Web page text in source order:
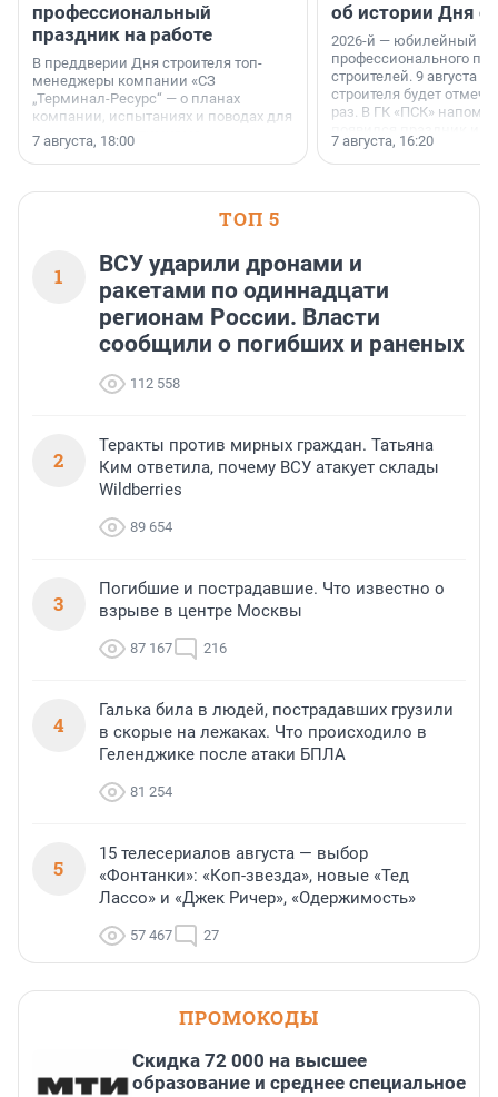
профессиональный
праздник на работе
В преддверии Дня строителя топ-
менеджеры компании «СЗ
„Терминал-Ресурс“ — о планах
компании, испытаниях и поводах для
осторожного оптимизма.
7 августа, 18:00
об истории Дня
2026-й — юбилейный
профессионального
строителей. 9 августа
строителя будет
раз. В ГК «ПСК»
поменялась роль
7 августа, 16:20
ТОП 5
1
ВСУ ударили дронами и
ракетами по одиннадцати
регионам России. Власти
сообщили о погибших и раненых
112 558
2
Теракты против мирных граждан. Татьяна
Ким ответила, почему ВСУ атакует склады
Wildberries
89 654
3
Погибшие и пострадавшие. Что известно о
взрыве в центре Москвы
87 167 216
4
Галька била в людей, пострадавших грузили
в скорые на лежаках. Что происходило в
Геленджике после атаки БПЛА
81 254
5
15 телесериалов августа — выбор
«Фонтанки»: «Коп-звезда», новые «Тед
Лассо» и «Джек Ричер», «Одержимость»
57 467 27
ПРОМОКОДЫ
Скидка 72 000 на высшее
образование и среднее специальное